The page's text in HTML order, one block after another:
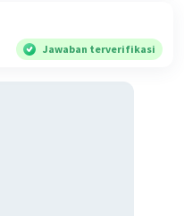
Jawaban terverifikasi